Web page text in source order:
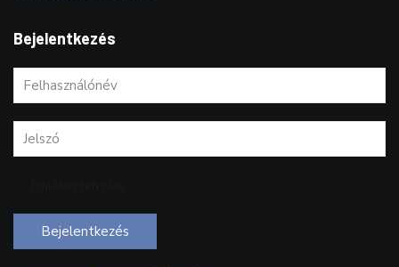
Bejelentkezés
Bejelentkezés